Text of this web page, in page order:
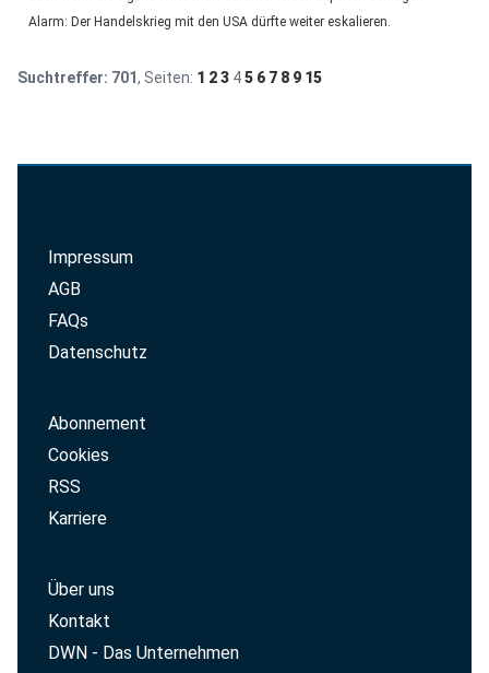
Alarm: Der Handelskrieg mit den USA dürfte weiter eskalieren.
Suchtreffer: 701, Seiten: 1 2 3 4 5 6 7 8 9 15
Impressum
AGB
FAQs
Datenschutz
Abonnement
Cookies
RSS
Karriere
Über uns
Kontakt
DWN - Das Unternehmen